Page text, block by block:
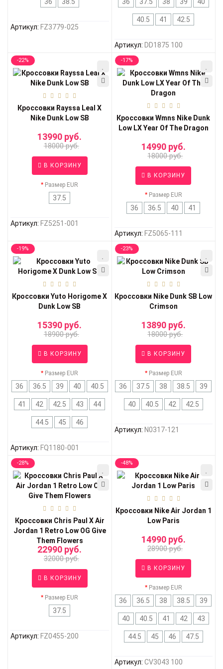
Артикул: FZ3779-025
40.5 41 42.5
Артикул: DD1875 100
-22%
Кроссовки Rayssa Leal X
Nike Dunk Low SB
13990 руб.
18000 руб.
В КОРЗИНУ
Размер EUR
37.5
Артикул: FZ5251-001
-17%
Кроссовки Wmns Nike Dunk
Low LX Year Of The Dragon
14990 руб.
18000 руб.
В КОРЗИНУ
Размер EUR
36 36.5 40 41
Артикул: FZ5065-111
-19%
Кроссовки Yuto Horigome X
Dunk Low SB
15390 руб.
18900 руб.
В КОРЗИНУ
Размер EUR
36 36.5 39 40 40.5
41 42 42.5 43 44
44.5 45 46
Артикул: FQ1180-001
-23%
Кроссовки Nike Dunk SB Low
Crimson
13890 руб.
18000 руб.
В КОРЗИНУ
Размер EUR
36 37.5 38 38.5 39
40 40.5 42 42.5
Артикул: N0317-121
-28%
Кроссовки Chris Paul X Air
Jordan 1 Retro Low OG Give
Them Flowers
22990 руб.
32000 руб.
В КОРЗИНУ
Размер EUR
37.5
Артикул: FZ0455-200
-48%
Кроссовки Nike Air Jordan 1
Low Paris
14990 руб.
28900 руб.
В КОРЗИНУ
Размер EUR
36 36.5 38 38.5 39
40 40.5 41 42 43
44.5 45 46 47.5
Артикул: CV3043 100